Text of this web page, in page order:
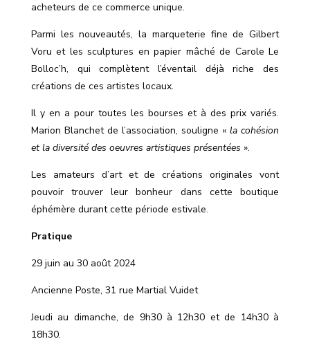
acheteurs de ce commerce unique.
Parmi les nouveautés, la marqueterie fine de Gilbert
Voru et les sculptures en papier mâché de Carole Le
Bolloc’h, qui complètent l’éventail déjà riche des
créations de ces artistes locaux.
Il y en a pour toutes les bourses et à des prix variés.
Marion Blanchet de l’association, souligne «la cohésion
et la diversité des oeuvres artistiques présentées ».
Les amateurs d’art et de créations originales vont
pouvoir trouver leur bonheur dans cette boutique
éphémère durant cette période estivale.
Pratique
29 juin au 30 août 2024
Ancienne Poste, 31 rue Martial Vuidet
Jeudi au dimanche, de 9h30 à 12h30 et de 14h30 à
18h30.